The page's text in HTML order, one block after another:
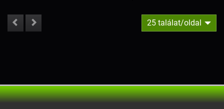
25 találat/oldal